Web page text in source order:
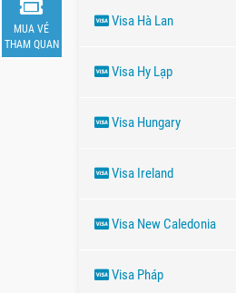
Visa Hà Lan
Visa Hy Lạp
Visa Hungary
Visa Ireland
Visa New Caledonia
Visa Pháp
MUA VÉ
THAM QUAN